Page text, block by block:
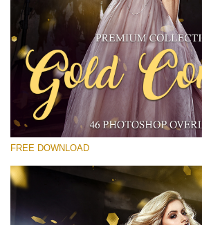
Por favor seleccione
Free Gold Overlay #19
Small 800*533px
Gold Confetti
(46 Overlays)
Fairy Tale (344 Overlays)
Large 6000*4000px
FREE DOWNLOAD